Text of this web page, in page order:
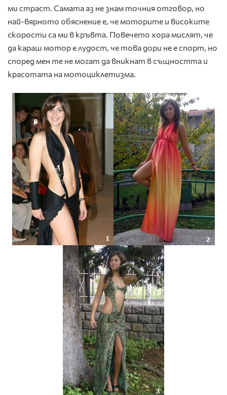
ми страст. Самата аз не знам точния отговор, но
най-вярното обяснение е, че моторите и високите
скорости са ми в кръвта. Повечето хора мислят, че
да караш мотор е лудост, че това дори не е спорт, но
според мен те не могат да вникнат в същността и
красотата на мотоциклетизма.